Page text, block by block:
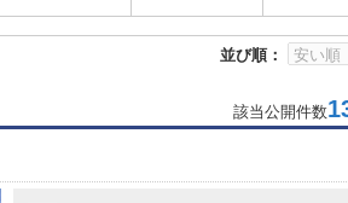
並び順：
該当公開件数